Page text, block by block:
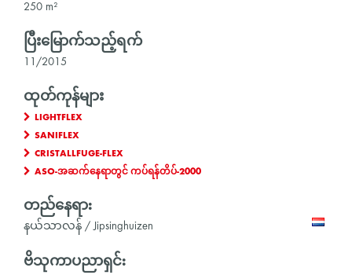
250 m²
ပြီးမြောက်သည့်ရက်
11/2015
ထုတ်ကုန်များ
LIGHTFLEX
SANIFLEX
CRISTALLFUGE-FLEX
ASO-အဆက်နေရာတွင် ကပ်ရန်တိပ်-2000
တည်နေရာ:
နယ်သာလန် / Jipsinghuizen
ဗိသုကာပညာရှင်: